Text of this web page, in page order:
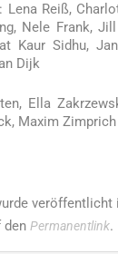
Lena Reiß,
Nele Frank,
Kaur Sidhu,
Dijk
Ella
Maxim Zimprich
veröffentlicht
den Permanentlink.